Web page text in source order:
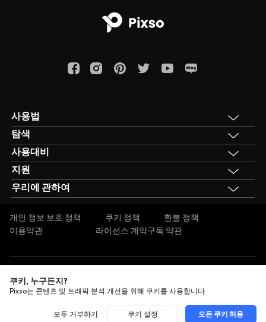
사용법
UI 디자인
UX 디자인
프로토타입 디자인
디자인 시스템
웹 디자인
탐색
모든 글
디자인 뉴스
디자인 리뷰
디자인 팁
업데이트 일기
사용대비
Figma
Adobe XD
Sketch
Invision
지원
기업 배포
우리에 관하여
개인 정보 보호 정책 쿠키 정책
환불 정책
이용약관
라이선스 계약구독 약관
Copyright © 2026 Shenzhen Pixso Technology Co.,Ltd
쿠키, 누구든지?
Pixso는 콘텐츠 및 트래픽 분석 개선을 위해 쿠키를 사용합니다.
모두 거부하기 쿠키 설정 모든 쿠키 허용